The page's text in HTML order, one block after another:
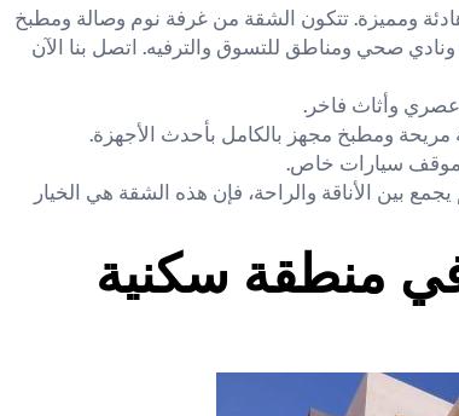
ومميزة. تتكون الشقة من غرفة نوم وصالة ومطبخ
صحي ومناطق للتسوق والترفيه. اتصل بنا الآن
عصري وأثاث فاخر.
ومطبخ مجهز بالكامل بأحدث الأجهزة.
وموقف سيارات خاص.
الأناقة والراحة، فإن هذه الشقة هي الخيار
منطقة سكنية